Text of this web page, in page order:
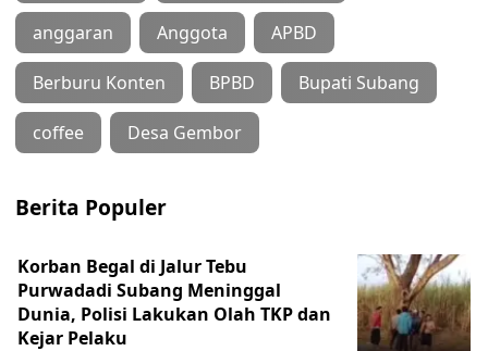
anggaran Anggota APBD
Berburu Konten BPBD Bupati Subang
coffee Desa Gembor
Berita Populer
Korban Begal di Jalur Tebu
Purwadadi Subang Meninggal
Dunia, Polisi Lakukan Olah TKP dan
Kejar Pelaku